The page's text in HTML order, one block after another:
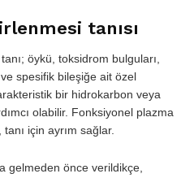
tanısı
öykü, toksidrom bulguları,
spesifik bileşiğe ait özel
bir hidrokarbon veya
olabilir. Fonksiyonel plazma
için ayrım sağlar.
gelmeden önce verildikçe,